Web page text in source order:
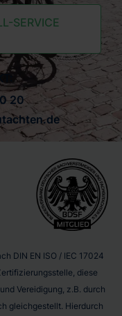
SERVICE
20
DIN EN ISO / IEC 17024
diese
Vereidigung, z.B. durch
gleichgestellt. Hierdurch